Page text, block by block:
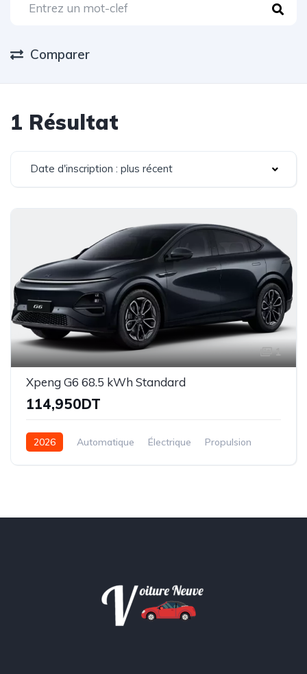
Comparer
1 Résultat
Date d'inscription : plus récent
1
Xpeng G6 68.5 kWh Standard
114,950DT
2026 Automatique Électrique Propulsion